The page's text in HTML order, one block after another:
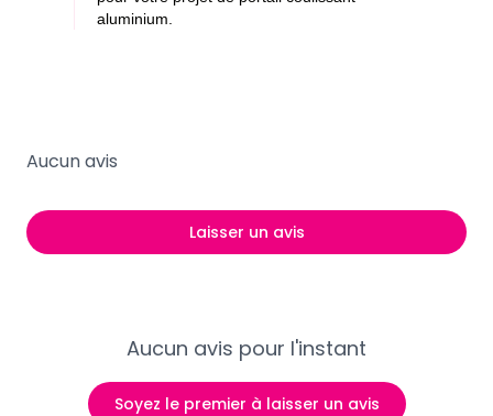
aluminium.
Aucun avis pour l'instant
Soyez le premier à laisser un avis
Aucun avis
Laisser un avis